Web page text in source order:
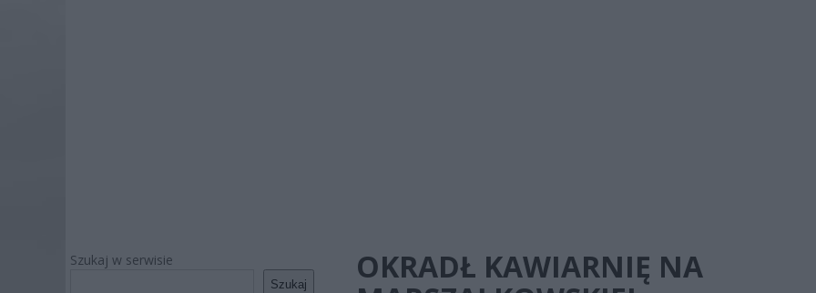
Szukaj w serwisie
Szukaj
OKRADŁ KAWIARNIĘ NA